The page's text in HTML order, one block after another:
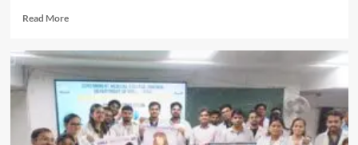
Read MoreRead
विश्व
स्तनपान
सप्ताह
2026
के
अवसर